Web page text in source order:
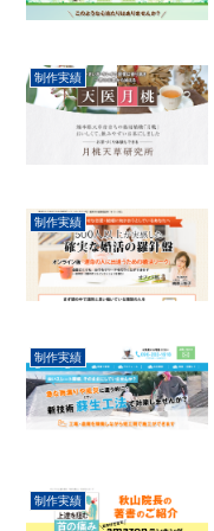
制作実績
制作実績
制作実績
制作実績